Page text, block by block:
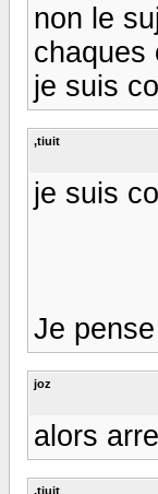
non le
chaques
je suis
,tiuit
je suis
Je
joz
alors
,tiuit